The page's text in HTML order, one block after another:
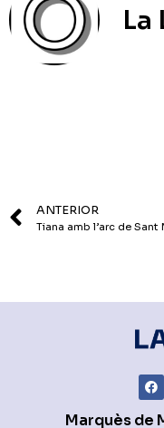
La
ANTERIOR
Tiana amb l’arc de Sant
Marquès de